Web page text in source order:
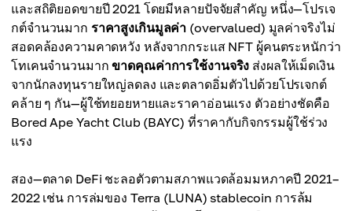
และสถิติยอดขายปี 2021 โดยมีหลายปัจจัยสำคัญ หนึ่ง—โปรเจ
กต์จำนวนมาก ราคาสูงเกินมูลค่า (overvalued) มูลค่าจริงไม่
สอดคล้องความคาดหวัง หลังจากกระแส NFT ผู้คนตระหนักว่า
โทเคนจำนวนมากขาดคุณค่าการใช้งานจริง ส่งผลให้เม็ดเงิน
จากนักลงทุนรายใหญ่ลดลง และตลาดอิ่มตัวไปด้วยโปรเจกต์
คล้าย ๆ กัน—ผู้ใช้ทยอยหายและราคาอ่อนแรง ตัวอย่างชัดคือ
Bored Ape Yacht Club (BAYC) ที่ราคากับกิจกรรมผู้ใช้ร่วง
แรง
สอง—ตลาด DeFi ชะลอตัวตามสภาพแวดล้อมมหภาคปี 2021–
2022 เช่น การล่มของ Terra (LUNA) stablecoin การล้ม